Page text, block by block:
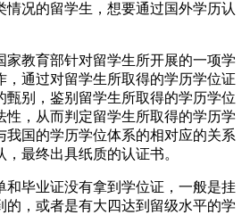
情况的留学生，想要通过国外学历认
家教育部针对留学生所开展的一项学
，通过对留学生所取得的学历学位证
甄别，鉴别留学生所取得的学历学位
性，从而判定留学生所取得的学历学
我国的学历学位体系的相对应的关系
最终出具纸质的认证书。
和毕业证没有拿到学位证，一般是挂
的，或者是有大四达到留级水平的学